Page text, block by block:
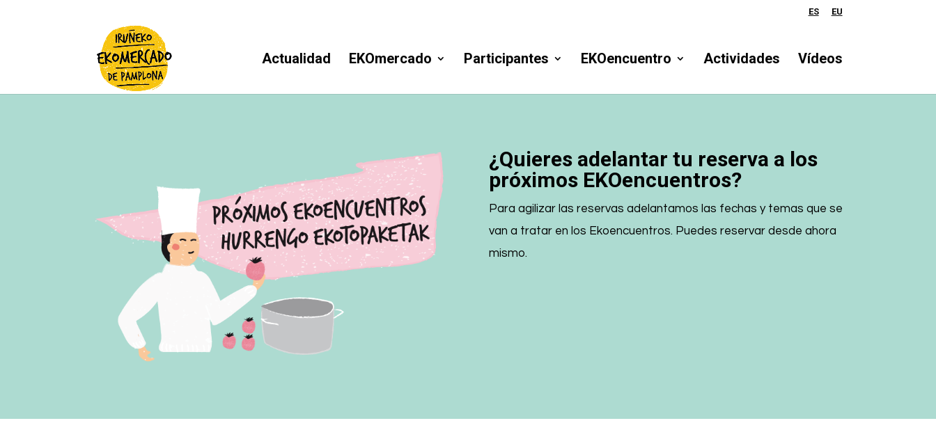
ES EU
Actualidad EKOmercado Participantes EKOencuentro Actividades Vídeos
¿Quieres adelantar tu reserva a los
próximos EKOencuentros?
Para agilizar las reservas adelantamos las fechas y temas que se
van a tratar en los Ekoencuentros. Puedes reservar desde ahora
mismo.